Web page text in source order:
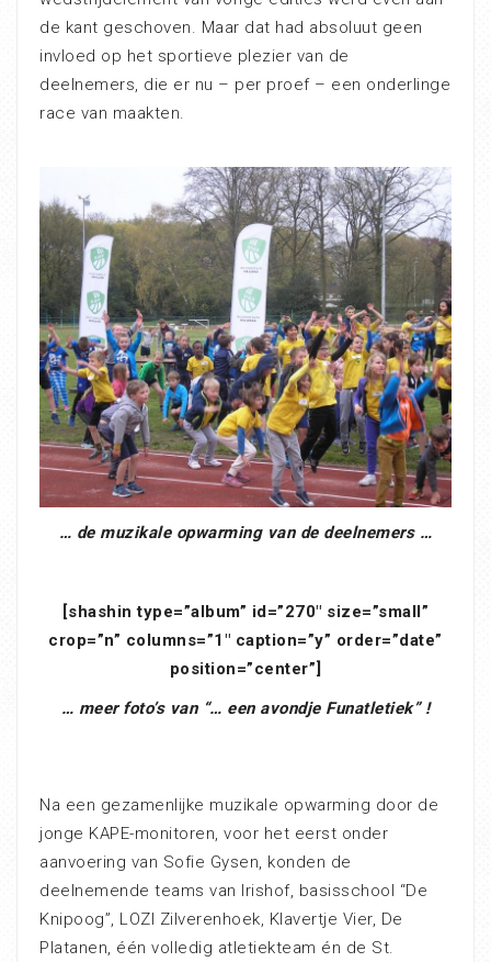
de kant geschoven. Maar dat had absoluut geen
invloed op het sportieve plezier van de
deelnemers, die er nu – per proef – een onderlinge
race van maakten.
… de muzikale opwarming van de deelnemers …
[shashin type=”album” id=”270″ size=”small”
crop=”n” columns=”1″ caption=”y” order=”date”
position=”center”]
… meer foto’s van “… een avondje Funatletiek” !
Na een gezamenlijke muzikale opwarming door de
jonge KAPE-monitoren, voor het eerst onder
aanvoering van Sofie Gysen, konden de
deelnemende teams van Irishof, basisschool “De
Knipoog”, LOZI Zilverenhoek, Klavertje Vier, De
Platanen, één volledig atletiekteam én de St.